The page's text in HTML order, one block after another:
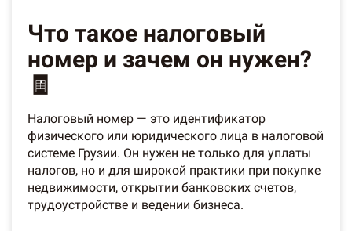
Что такое налоговый
номер и зачем он нужен?
🧾
Налоговый номер — это идентификатор
физического или юридического лица в налоговой
системе Грузии. Он нужен не только для уплаты
налогов, но и для широкой практики при покупке
недвижимости, открытии банковских счетов,
трудоустройстве и ведении бизнеса.